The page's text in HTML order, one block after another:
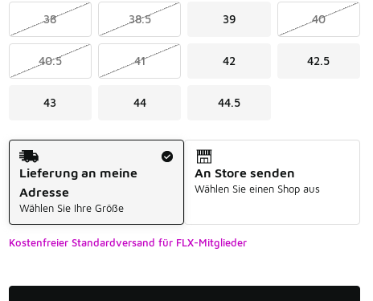
38 38.5 39 40
40.5 41 42 42.5
43 44 44.5
Versandart
Lieferung an meine
Adresse
Wählen Sie Ihre Größe
An Store senden
Wählen Sie einen Shop aus
Kostenfreier Standardversand für FLX-Mitglieder